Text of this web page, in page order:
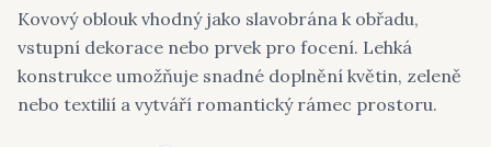
Kovový oblouk vhodný jako slavobrána k obřadu,
vstupní dekorace nebo prvek pro focení. Lehká
konstrukce umožňuje snadné doplnění květin, zeleně
nebo textilií a vytváří romantický rámec prostoru.